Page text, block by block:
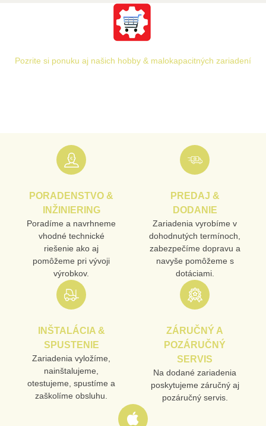
Nová otázka k produktu
TELEFÓN
VAŠA OTÁZKA K PRODUKTU
Odoslať
Pozrite si ponuku aj našich hobby & malokapacitných zariadení
PORADENSTVO &
INŽINIERING
Poradíme a navrhneme
vhodné technické
riešenie ako aj
pomôžeme pri vývoji
výrobkov.
PREDAJ &
DODANIE
Zariadenia vyrobíme v
dohodnutých termínoch,
zabezpečíme dopravu a
navyše pomôžeme s
dotáciami.
INŠTALÁCIA &
SPUSTENIE
Zariadenia vyložíme,
nainštalujeme,
otestujeme, spustíme a
zaškolíme obsluhu.
ZÁRUČNÝ A
POZÁRUČNÝ
SERVIS
Na dodané zariadenia
poskytujeme záručný aj
pozáručný servis.